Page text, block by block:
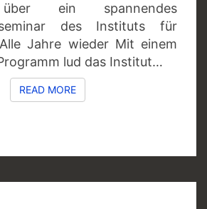
ein spannendes
des Instituts für
Jahre wieder Mit einem
lud das Institut…
READ MOREREAD MORE